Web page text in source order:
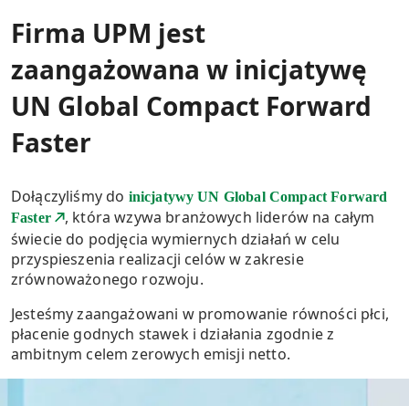
Firma UPM jest
zaangażowana w inicjatywę
UN Global Compact Forward
Faster
Dołączyliśmy do inicjatywy UN Global Compact Forward
Faster
, która wzywa branżowych liderów na całym
świecie do podjęcia wymiernych działań w celu
przyspieszenia realizacji celów w zakresie
zrównoważonego rozwoju.
Jesteśmy zaangażowani w promowanie równości płci,
płacenie godnych stawek i działania zgodnie z
ambitnym celem zerowych emisji netto.